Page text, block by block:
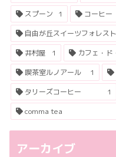
スプーン
1 コーヒー
自由が丘スイーツフォレスト
井村屋
1 カフェ・ド
喫茶室ルノアール
1
タリーズコーヒー
1
comma tea
アーカイブ